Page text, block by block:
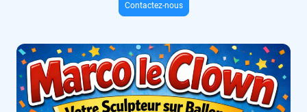
Contactez-nous